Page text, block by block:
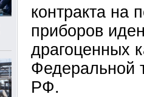
контракта на
приборов
драгоценных
Федеральной
РФ.